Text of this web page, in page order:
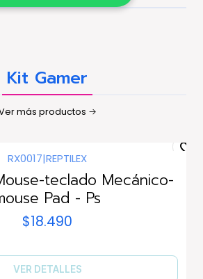
Kit Gamer
más productos
RX0017|REPTILEX
teclado Mecánico-
Pad - Ps
$18.490
VER DETALLES